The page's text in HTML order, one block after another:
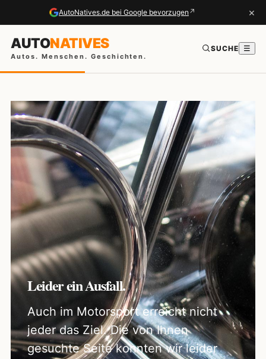
AutoNatives.de bei Google bevorzugen ↗ ×
AUTONATIVES
Autos. Menschen. Geschichten.
SUCHE ☰
Leider ein Ausfall.
Auch im Motorsport erreicht nicht
jeder das Ziel. Die von Ihnen
gesuchte Seite konnten wir leider